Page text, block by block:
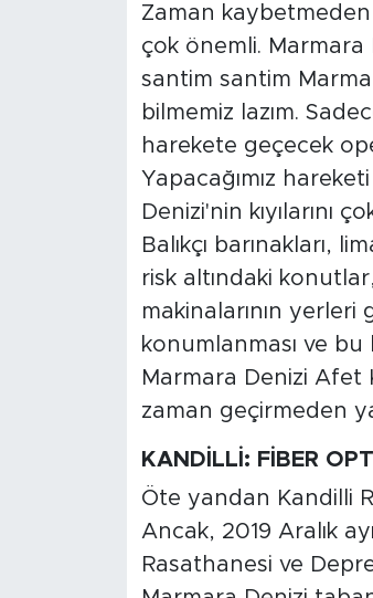
Zaman kaybetmeden
çok önemli. Marmara
santim santim
bilmemiz lazım.
harekete geçecek
Yapacağımız
Denizi'nin kıyılarını
Balıkçı barınakları,
risk altındaki
makinalarının
konumlanması ve bu
Marmara Denizi Afet
zaman geçirmeden
KANDİLLİ: FİBER
Öte yandan Kandilli
Ancak, 2019 Aralık
Rasathanesi ve